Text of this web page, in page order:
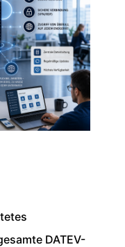
DATEV-